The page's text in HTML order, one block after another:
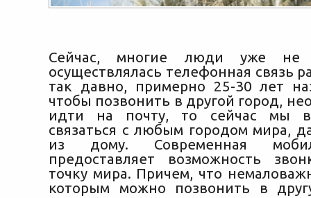
Сейчас, многие люди уже не
осуществлялась телефонная связь
так давно, примерно 25-30 лет
чтобы позвонить в другой город,
идти на почту, то сейчас мы
связаться с любым городом мира,
из дому. Современная
предоставляет возможность
точку мира. Причем, что
которым можно позвонить в